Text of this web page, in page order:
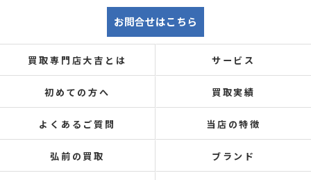
お問合せはこちら
買取専門店大吉とは サービス
初めての方へ 買取実績
よくあるご質問 当店の特徴
弘前の買取 ブランド